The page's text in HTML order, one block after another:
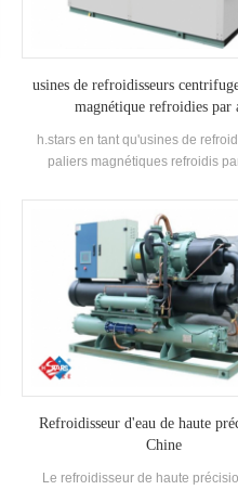
usines de refroidisseurs
magnétique refroidies par
h.stars en tant qu'usines de
paliers magnétiques refroidis
50STD de h.stars a deux séries :
refroidissement par eau centrifuge
magnétique" et "refroidisseur à
magnétique refroidi par air". 8
standard avec une plage de
refroidissement de 420 à
température de sortie de l'eau
basse est de 5 ℃. un service
disponible en fonction des besoins
qu'un refroidisseur d'eau de mer
avec diverses
Refroidisseur d'eau de haute
Chine
Le refroidisseur de haute